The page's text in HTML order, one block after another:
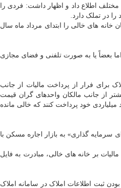
اطلاع داد و اظهار داشت: فردی را
خانه های خالی را ابتدای مرداد ماه سال
بعضاً یا به صورت تلفنی و فضای مجازی
برای فرار از پرداخت مالیات از جانب
از جانب مالکان واحدهای گران قیمت
خود پرداخت کنند که خالی مانده
سرمایه گذاری» به بازار اجاره مسکن با
بر خانه های خالی، مبادرت به فایل
ثبت اطلاعات املاک در سامانه املاک